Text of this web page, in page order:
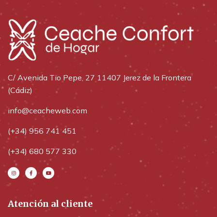
C/ Avenida Tio Pepe, 27 11407 Jerez de la Frontera
(Cádiz)
info@ceacheweb.com
(+34) 956 741 451
(+34) 680 577 330
Atención al cliente